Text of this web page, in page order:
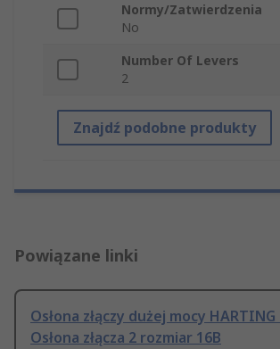
Normy/Zatwierdzenia
No
Number Of Levers
2
Znajdź podobne produkty
Powiązane linki
Osłona złączy dużej mocy HARTING
Osłona złącza 2 rozmiar 16B